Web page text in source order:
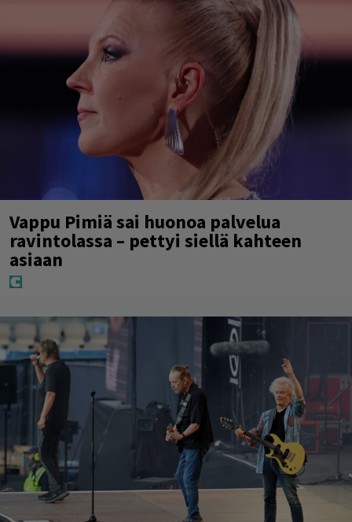
Vappu Pimiä sai huonoa palvelua
ravintolassa – pettyi siellä kahteen
asiaan